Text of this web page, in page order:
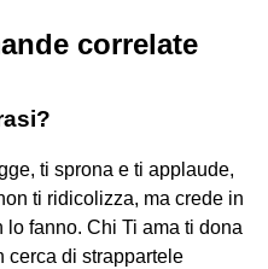
correlate
ti sprona e ti applaude,
ti ridicolizza, ma crede in
fanno. Chi Ti ama ti dona
cerca di strappartele